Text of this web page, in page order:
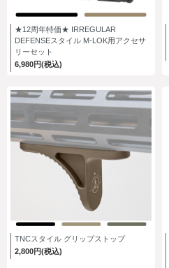
★12周年特価★ IRREGULAR
DEFENSEスタイル M-LOK用アクセサ
リーセット
6,980円(税込)
TNCスタイル グリップストップ
2,800円(税込)